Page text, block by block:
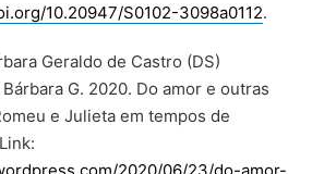
10.20947/S0102-3098a0112.
Geraldo de Castro (DS)
Bárbara G. 2020. Do amor e outras
e Julieta em tempos de